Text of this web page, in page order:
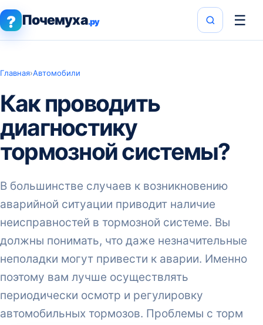
? Почемуха.ру ☰
Главная›Автомобили
Как проводить
диагностику
тормозной системы?
В большинстве случаев к возникновению
аварийной ситуации приводит наличие
неисправностей в тормозной системе. Вы
должны понимать, что даже незначительные
неполадки могут привести к аварии. Именно
поэтому вам лучше осуществлять
периодически осмотр и регулировку
автомобильных тормозов. Проблемы с торм